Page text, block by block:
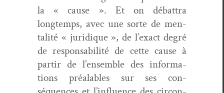
la « cause ». Et on débat­tra
longtemps, avec une sorte de men­
tal­ité « juridique », de l’exact degré
de respon­s­abil­ité de cette cause à
par­tir de l’ensemble des infor­ma­
tions préal­ables sur ses con­